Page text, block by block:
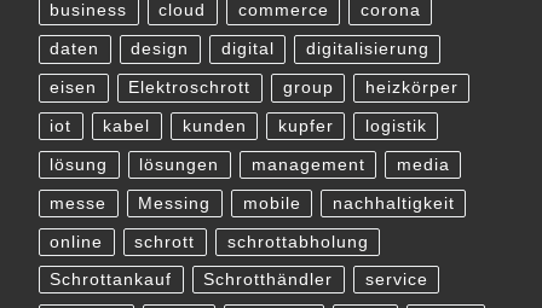
business cloud commerce corona
daten design digital digitalisierung
eisen Elektroschrott group heizkörper
iot kabel kunden kupfer logistik
lösung lösungen management media
messe Messing mobile nachhaltigkeit
online schrott schrottabholung
Schrottankauf Schrotthändler service